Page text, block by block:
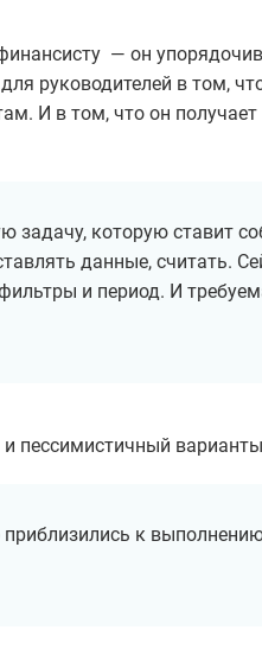
— он
руководителей в том,
И в том, что он
задачу, которую ставит
данные, считать.
и период. И
пессимистичный
к
+7
Заполняя форму,